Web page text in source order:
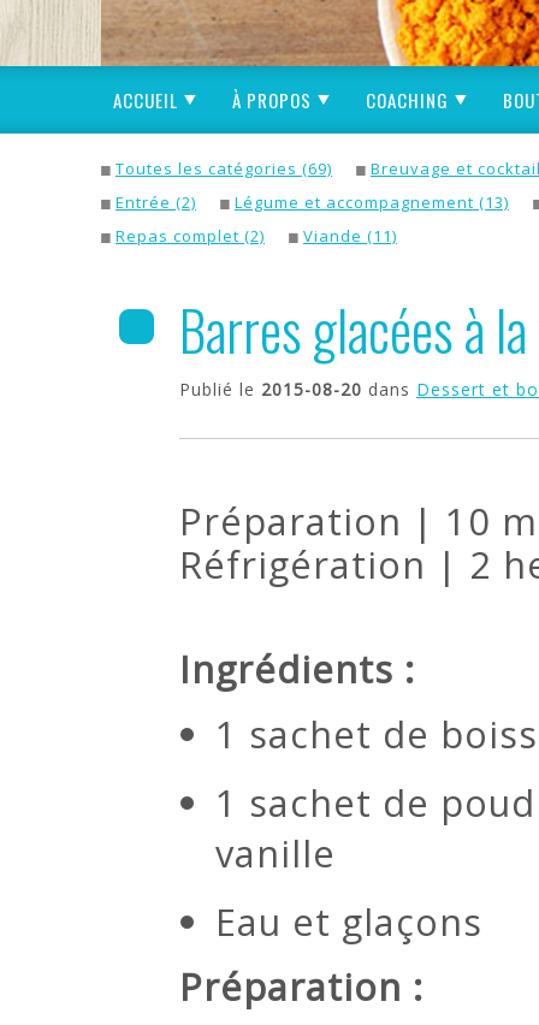
ACCUEIL À PROPOS COACHING
Toutes les catégories (69)
Breuvage et
Entrée (2)
Légume et accompagnement (13)
Repas complet (2)
Viande (11)
Barres glacées à
Publié le 2015-08-20 dans Dessert et
Préparation | 10
Réfrigération | 2
Ingrédients :
1 sachet de
1 sachet de
vanille
Eau et glaçons
Préparation :